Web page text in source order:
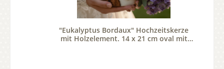
"Eukalyptus Bordaux" Hochzeitskerze
mit Holzelement. 14 x 21 cm oval mit